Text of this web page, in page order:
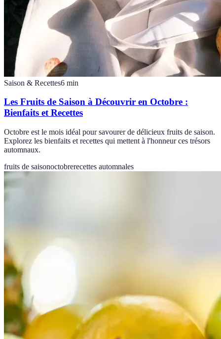
Saison & Recettes6 min
Les Fruits de Saison à Découvrir en Octobre :
Bienfaits et Recettes
Octobre est le mois idéal pour savourer de délicieux fruits de saison.
Explorez les bienfaits et recettes qui mettent à l'honneur ces trésors
automnaux.
fruits de saisonoctobrerecettes automnales